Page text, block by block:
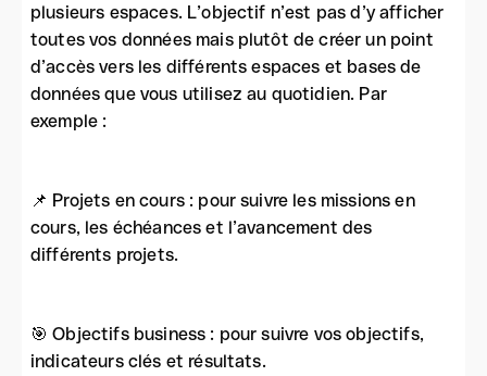
plusieurs espaces. L’objectif n’est pas d’y afficher
toutes vos données mais plutôt de créer un point
d’accès vers les différents espaces et bases de
données que vous utilisez au quotidien. Par
exemple :
📌 Projets en cours : pour suivre les missions en
cours, les échéances et l’avancement des
différents projets.
🎯 Objectifs business : pour suivre vos objectifs,
indicateurs clés et résultats.